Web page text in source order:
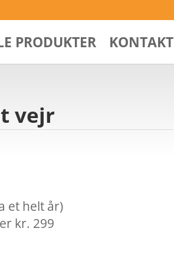
PRODUKTER KONTAKT
vejr
et helt år)
kr. 299